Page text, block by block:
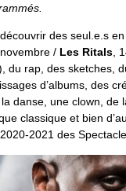
des seul.e.s
/ Les Ritals,
du rap, des sketches,
d’albums, des
danse, une clown, de
classique et bien
2021 des